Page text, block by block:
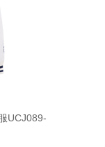
UCJ089-